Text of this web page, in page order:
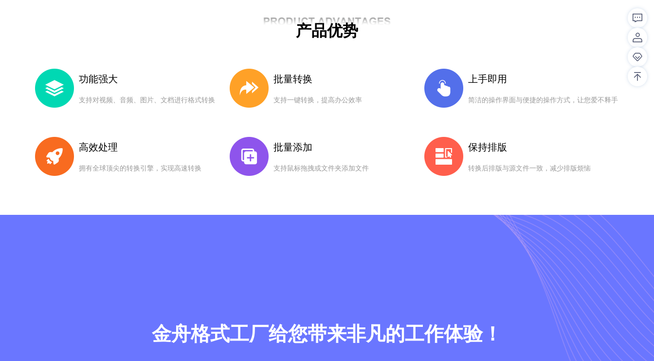
产品优势
功能强大
支持对视频、音频、图片、文档进行格式转换
批量转换
支持一键转换，提高办公效率
上手即用
简洁的操作界面与便捷的操作方式，让您爱不释手
高效处理
拥有全球顶尖的转换引擎，实现高速转换
批量添加
支持鼠标拖拽或文件夹添加文件
保持排版
转换后排版与源文件一致，减少排版烦恼
金舟格式工厂给您带来非凡的工作体验！